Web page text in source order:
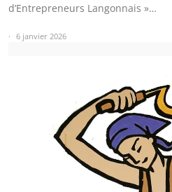
d’Entrepreneurs Langonnais »…
6 janvier 2026